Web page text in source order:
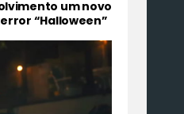
um novo
“Halloween”